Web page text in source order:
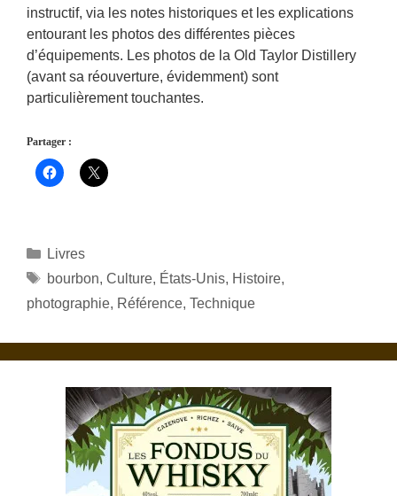
instructif, via les notes historiques et les explications
entourant les photos des différentes pièces
d’équipements. Les photos de la Old Taylor Distillery
(avant sa réouverture, évidemment) sont
particulièrement touchantes.
Partager :
Catégories
Livres
Étiquettes
bourbon, Culture, États-Unis, Histoire,
photographie, Référence, Technique